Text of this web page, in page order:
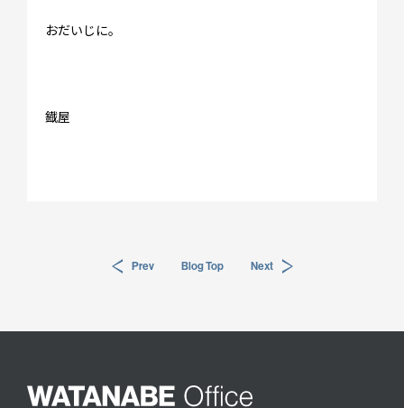
おだいじに。
鐡屋
Prev Blog Top Next